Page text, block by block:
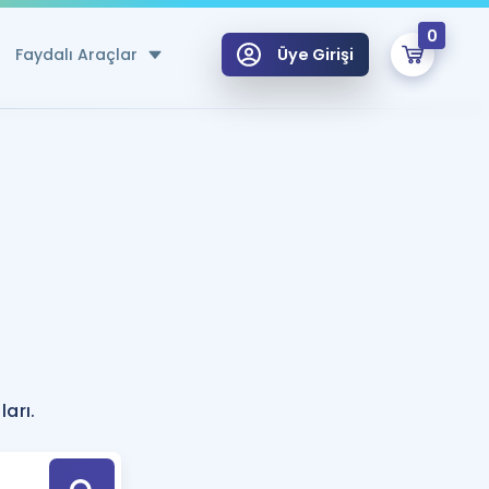
Faydalı Araçlar
Hesaplama Aracı
için Öneriler
Tek Takvimde
Üye Girişi
0
Hoca ile seni sınava hazırlayacak onlarca eğitim seni bekliyor!